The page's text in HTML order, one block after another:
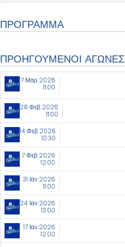
ΠΡΟΓΡΑΜΜΑ
ΠΡΟΗΓΟΥΜΕΝΟΙ ΑΓΩΝΕΣ
7 Μαρ 2026
11:00
28 Φεβ 2026
11:00
14 Φεβ 2026
10:30
7 Φεβ 2026
12:00
31 Ιαν 2026
11:00
24 Ιαν 2026
13:00
17 Ιαν 2026
12:00